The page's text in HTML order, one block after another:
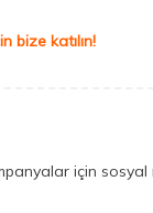
bize katılın!
için